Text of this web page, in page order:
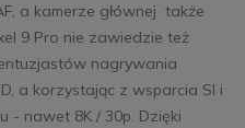
a kamerze głównej także
9 Pro nie zawiedzie też
nagrywania
a korzystając z wsparcia SI i
- nawet 8K / 30p. Dzięki